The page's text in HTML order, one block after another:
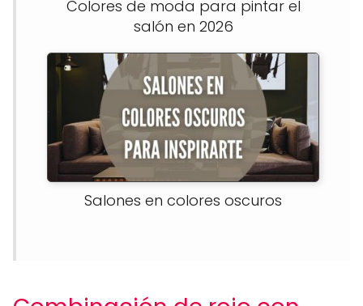
Colores de moda para pintar el
salón en 2026
Salones en colores oscuros